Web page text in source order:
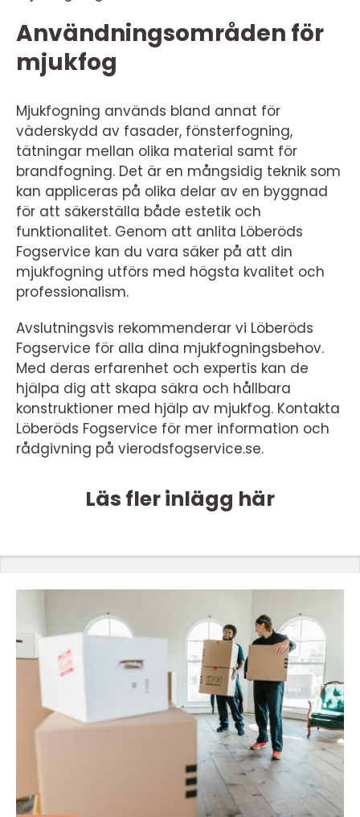
Användningsområden för
mjukfog
Mjukfogning används bland annat för
väderskydd av fasader, fönsterfogning,
tätningar mellan olika material samt för
brandfogning. Det är en mångsidig teknik som
kan appliceras på olika delar av en byggnad
för att säkerställa både estetik och
funktionalitet. Genom att anlita Löberöds
Fogservice kan du vara säker på att din
mjukfogning utförs med högsta kvalitet och
professionalism.
Avslutningsvis rekommenderar vi Löberöds
Fogservice för alla dina mjukfogningsbehov.
Med deras erfarenhet och expertis kan de
hjälpa dig att skapa säkra och hållbara
konstruktioner med hjälp av mjukfog. Kontakta
Löberöds Fogservice för mer information och
rådgivning på vierodsfogservice.se.
Läs fler inlägg här